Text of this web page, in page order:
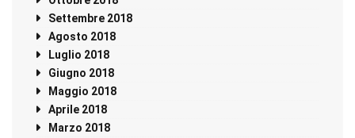
Settembre 2018
Agosto 2018
Luglio 2018
Giugno 2018
Maggio 2018
Aprile 2018
Marzo 2018